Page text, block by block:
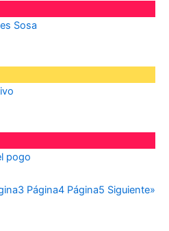
Sosa
pogo
3 Página4 Página5 Siguiente»